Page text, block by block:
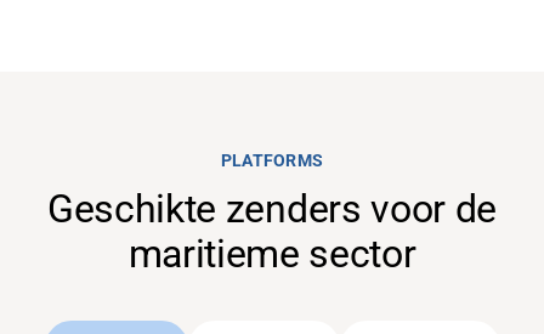
PLATFORMS
Geschikte zenders voor de
maritieme sector